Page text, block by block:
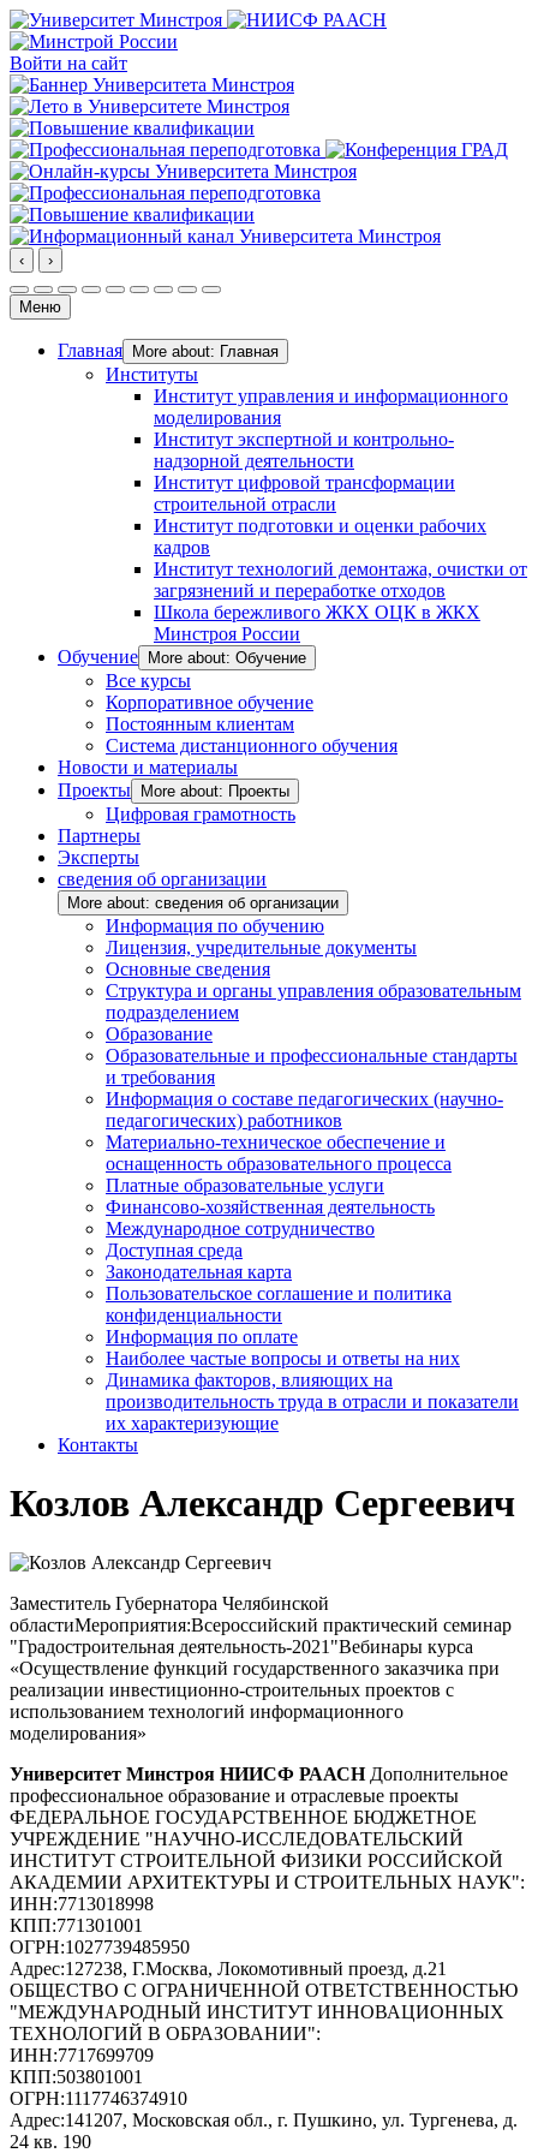
Войти на сайт
‹ ›
Меню
Главная More about: Главная
Институты
Институт управления и информационного
моделирования
Институт экспертной и контрольно-
надзорной деятельности
Институт цифровой трансформации
строительной отрасли
Институт подготовки и оценки рабочих
кадров
Институт технологий демонтажа, очистки от
загрязнений и переработке отходов
Школа бережливого ЖКХ ОЦК в ЖКХ
Минстроя России
Обучение
More about: Обучение
Все курсы
Корпоративное обучение
Постоянным клиентам
Система дистанционного обучения
Новости и материалы
Проекты
More about: Проекты
Цифровая грамотность
Партнеры
Эксперты
сведения об организации
More about: сведения об организации
Информация по обучению
Лицензия, учредительные документы
Основные сведения
Структура и органы управления образовательным
подразделением
Образование
Образовательные и профессиональные стандарты
и требования
Информация о составе педагогических (научно-
педагогических) работников
Материально-техническое обеспечение и
оснащенность образовательного процесса
Платные образовательные услуги
Финансово-хозяйственная деятельность
Международное сотрудничество
Доступная среда
Законодательная карта
Пользовательское соглашение и политика
конфиденциальности
Информация по оплате
Наиболее частые вопросы и ответы на них
Динамика факторов, влияющих на
производительность труда в отрасли и показатели
их характеризующие
Контакты
Козлов Александр Сергеевич
Заместитель Губернатора Челябинской
областиМероприятия:Всероссийский практический семинар
"Градостроительная деятельность-2021"Вебинары курса
«Осуществление функций государственного заказчика при
реализации инвестиционно-строительных проектов с
использованием технологий информационного
моделирования»
Университет Минстроя НИИСФ РААСН Дополнительное
профессиональное образование и отраслевые проекты
ФЕДЕРАЛЬНОЕ ГОСУДАРСТВЕННОЕ БЮДЖЕТНОЕ
УЧРЕЖДЕНИЕ "НАУЧНО-ИССЛЕДОВАТЕЛЬСКИЙ
ИНСТИТУТ СТРОИТЕЛЬНОЙ ФИЗИКИ РОССИЙСКОЙ
АКАДЕМИИ АРХИТЕКТУРЫ И СТРОИТЕЛЬНЫХ НАУК":
ИНН:7713018998
КПП:771301001
ОГРН:1027739485950
Адрес:127238, Г.Москва, Локомотивный проезд, д.21
ОБЩЕСТВО С ОГРАНИЧЕННОЙ ОТВЕТСТВЕННОСТЬЮ
"МЕЖДУНАРОДНЫЙ ИНСТИТУТ ИННОВАЦИОННЫХ
ТЕХНОЛОГИЙ В ОБРАЗОВАНИИ":
ИНН:7717699709
КПП:503801001
ОГРН:1117746374910
Адрес:141207, Московская обл., г. Пушкино, ул. Тургенева, д.
24 кв. 190